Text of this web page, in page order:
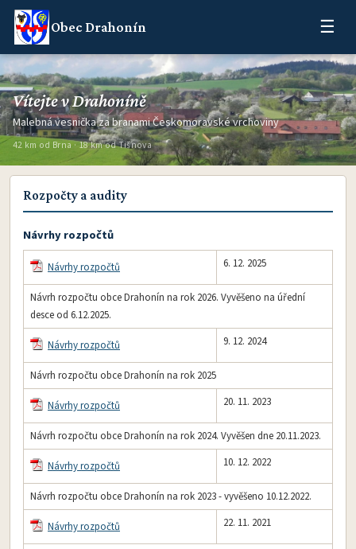
Obec Drahonín ☰
Vítejte v Drahoníně
Malebná vesnička za branami Českomoravské vrchoviny
42 km od Brna · 18 km od Tišnova
Rozpočty a audity
Návrhy rozpočtů
Návrhy rozpočtů 6. 12. 2025
Návrh rozpočtu obce Drahonín na rok 2026. Vyvěšeno na úřední
desce od 6.12.2025.
Návrhy rozpočtů 9. 12. 2024
Návrh rozpočtu obce Drahonín na rok 2025
Návrhy rozpočtů 20. 11. 2023
Návrh rozpočtu obce Drahonín na rok 2024. Vyvěšen dne 20.11.2023.
Návrhy rozpočtů 10. 12. 2022
Návrh rozpočtu obce Drahonín na rok 2023 - vyvěšeno 10.12.2022.
Návrhy rozpočtů 22. 11. 2021